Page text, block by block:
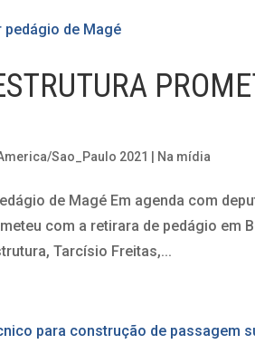
Sao_Paulo 2021 Na mídia
de Magé Em agenda com
com a retirara de pedágio em
Tarcísio Freitas,...